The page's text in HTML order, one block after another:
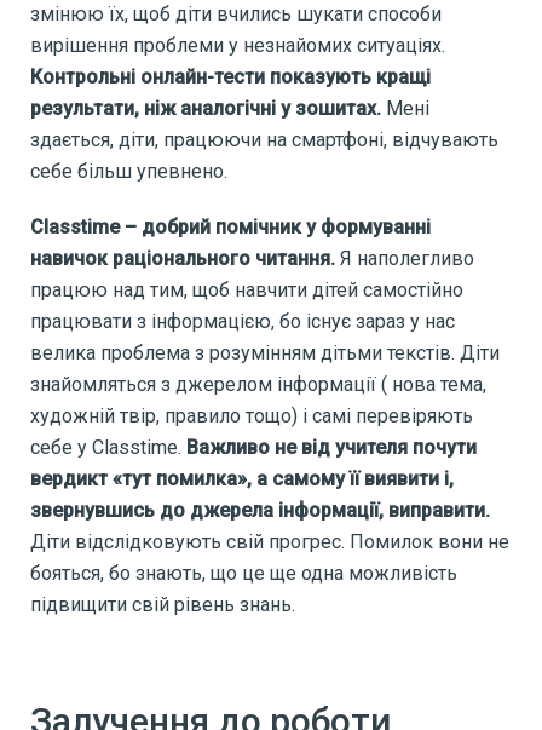
змінюю їх, щоб діти вчились шукати способи
вирішення проблеми у незнайомих ситуаціях.
Контрольні онлайн-тести показують кращі
результати, ніж аналогічні у зошитах. Мені
здається, діти, працюючи на смартфоні, відчувають
себе більш упевнено.
Classtime – добрий помічник у формуванні
навичок раціонального читання. Я наполегливо
працюю над тим, щоб навчити дітей самостійно
працювати з інформацією, бо існує зараз у нас
велика проблема з розумінням дітьми текстів. Діти
знайомляться з джерелом інформації ( нова тема,
художній твір, правило тощо) і самі перевіряють
себе у Classtime. Важливо не від учителя почути
вердикт «тут помилка», а самому її виявити і,
звернувшись до джерела інформації, виправити.
Діти відслідковують свій прогрес. Помилок вони не
бояться, бо знають, що це ще одна можливість
підвищити свій рівень знань.
Залучення до роботи